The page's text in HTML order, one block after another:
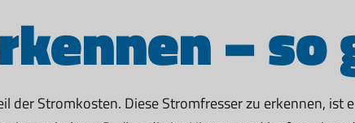
– so
der Stromkosten. Diese Stromfresser zu erkennen,